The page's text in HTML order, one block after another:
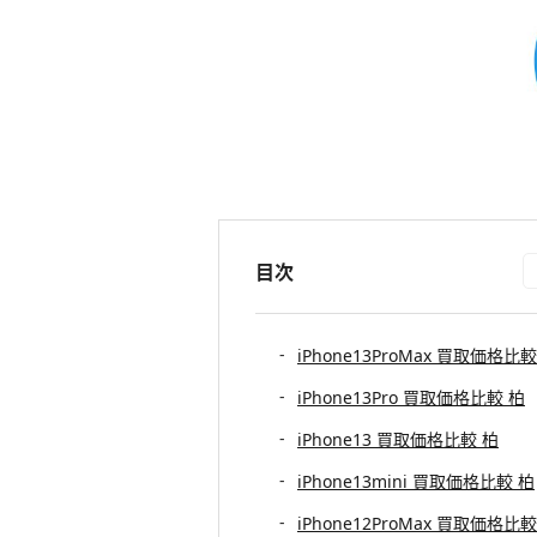
目次
iPhone13ProMax 買取価格比
iPhone13Pro 買取価格比較 柏
iPhone13 買取価格比較 柏
iPhone13mini 買取価格比較 柏
iPhone12ProMax 買取価格比